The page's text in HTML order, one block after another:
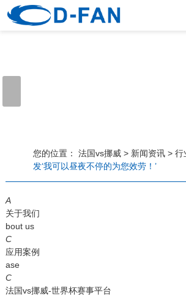
法国vs挪威
应用案例
工程案例
解决方案
新闻资讯
法国vs挪威
行业资讯
常见问题
法国vs挪威-世界杯赛事平台
您的位置： 法国vs挪威> 新闻资讯> 行
发‘我可以昼夜不停的为您效劳！’
A
关于我们
bout us
C
应用案例
ase
C
法国vs挪威-世界杯赛事平台